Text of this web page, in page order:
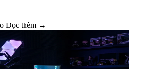
Đọc thêm →